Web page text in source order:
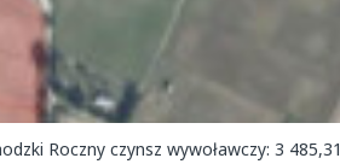
Roczny czynsz wywoławczy: 3 485,31